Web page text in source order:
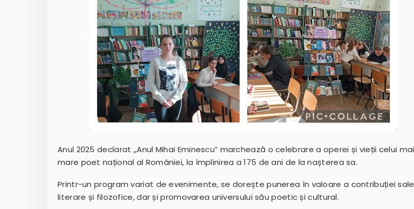
Anul 2025 declarat ,,Anul Mihai Eminescu” marchează o celebrare a operei și vieții celui mai
mare poet național al României, la împlinirea a 175 de ani de la nașterea sa.
Printr-un program variat de evenimente, se dorește punerea în valoare a contribuției sale
literare și filozofice, dar și promovarea universului său poetic și cultural.